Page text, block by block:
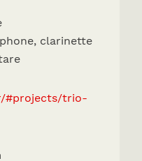
clarinette
#projects/trio-